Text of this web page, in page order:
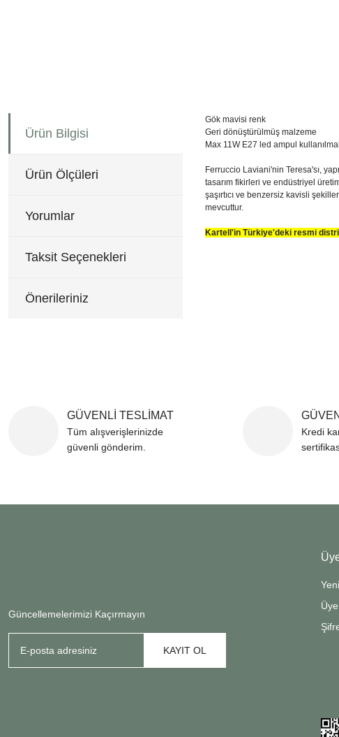
Ürün Bilgisi
Ürün Ölçüleri
Yorumlar
Taksit Seçenekleri
Önerileriniz
Gök mavisi renk
Geri dönüştürülmüş malzeme
Max 11W E27 led ampul
Ferruccio Laviani'nin Teresa'sı,
tasarım fikirleri ve endüstriyel
şaşırtıcı ve benzersiz kavisli
mevcuttur.
Kartell'in Türkiye'deki resmi
GÜVENLİ TESLİMAT
Tüm alışverişlerinizde
güvenli gönderim.
Kredi
Güncellemelerimizi Kaçırmayın
KAYIT OL